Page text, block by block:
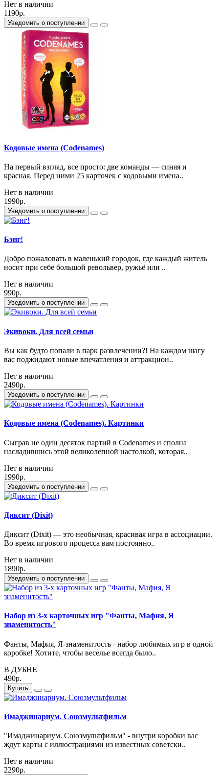
Нет в наличии
1190р.
Уведомить о поступлении
Кодовые имена (Codenames)
На первый взгляд, все просто: две команды — синяя и
красная. Перед ними 25 карточек с кодовыми имена..
Нет в наличии
1990р.
Уведомить о поступлении
Бэнг!
Добро пожаловать в маленький городок, где каждый житель
носит при себе большой револьвер, ружьё или ..
Нет в наличии
990р.
Уведомить о поступлении
Экивоки. Для всей семьи
Вы как будто попали в парк развлечении?! На каждом шагу
вас поджидают новые впечатления и аттракцион..
Нет в наличии
2490р.
Уведомить о поступлении
Кодовые имена (Codenames). Картинки
Сыграв не один десяток партий в Codenames и сполна
насладившись этой великолепной настолкой, которая..
Нет в наличии
1990р.
Уведомить о поступлении
Диксит (Dixit)
Диксит (Dixit) — это необычная, красивая игра в ассоциации.
Во время игрового процесса вам постоянно..
Нет в наличии
1890р.
Уведомить о поступлении
Набор из 3-х карточных игр "Фанты, Мафия, Я
знаменитость"
Фанты, Мафия, Я-знаменитость - набор любимых игр в одной
коробке! Хотите, чтобы веселье всегда было..
В ДУБНЕ
490р.
Купить
Имаджинариум. Союзмультфильм
"Имаджинариум. Союзмультфильм" - внутри коробки вас
ждут карты с иллюстрациями из известных советски..
Нет в наличии
2290р.